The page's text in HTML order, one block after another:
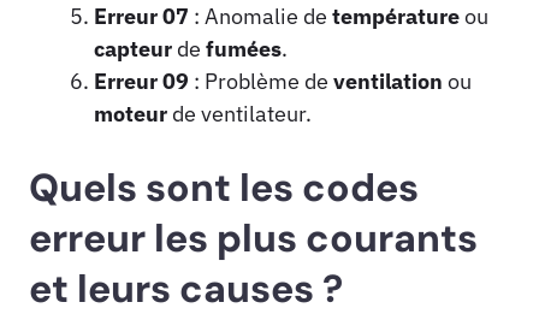
Erreur 07 : Anomalie de températureou
capteur de fumées.
Erreur 09 : Problème de ventilation ou
moteur de ventilateur.
Quels sont les codes
erreur les plus courants
et leurs causes ?